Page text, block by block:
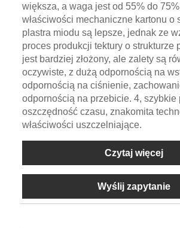
większa, a waga jest od 55% do
właściwości mechaniczne kartonu o
plastra miodu są lepsze, jednak ze
proces produkcji tektury o strukturze
jest bardziej złożony, ale zalety są
oczywiste, z dużą odpornością na
odpornością na ciśnienie,
odpornością na przebicie. 4, szybkie
oszczędność czasu, znakomita
właściwości uszczelniające.
Czytaj więcej
Wyślij zapytanie